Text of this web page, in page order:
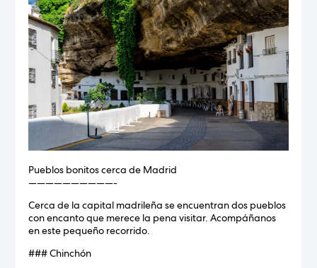
Pueblos bonitos cerca de Madrid
——————————-
Cerca de la capital madrileña se encuentran dos pueblos
con encanto que merece la pena visitar. Acompáñanos
en este pequeño recorrido.
### Chinchón